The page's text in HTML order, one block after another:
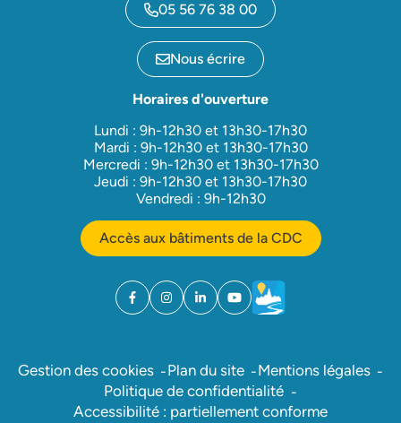
05 56 76 38 00
Nous écrire
Horaires d'ouverture
Lundi : 9h-12h30 et 13h30-17h30
Mardi : 9h-12h30 et 13h30-17h30
Mercredi : 9h-12h30 et 13h30-17h30
Jeudi : 9h-12h30 et 13h30-17h30
Vendredi : 9h-12h30
Accès aux bâtiments de la CDC
Facebook
(ouverture dans un nouvel onglet)
Instagram
(ouverture dans un nouvel onglet)
Linkedin
(ouverture dans un nouvel onglet)
YouTube
(ouverture dans un nouvel
Météo
(ouverture dans un
Gestion des cookies Plan du site
Mentions légales
Politique de confidentialité
Accessibilité : partiellement conforme